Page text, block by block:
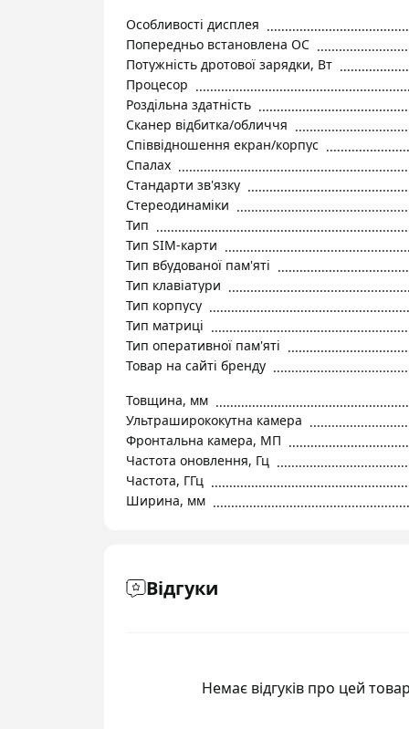
Особливості дисплея
Попередньо встановлена ОС
Потужність дротової зарядки, Вт
Процесор
Роздільна здатність
Сканер відбитка/обличчя
Співвідношення екран/корпус
Спалах
Стандарти зв'язку
Стереодинаміки
Тип
Тип SIM-карти
Тип вбудованої пам'яті
Тип клавіатури
Тип корпусу
Тип матриці
Тип оперативної пам'яті
Товар на сайті бренду
Товщина, мм
Ультраширококутна камера
Фронтальна камера, МП
Частота оновлення, Гц
Частота, ГГц
Ширина, мм
Відгуки
Немає відгуків про цей